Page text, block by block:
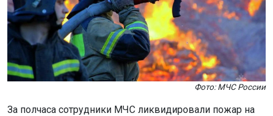
Фото: МЧС России
За полчаса сотрудники МЧС ликвидировали пожар на